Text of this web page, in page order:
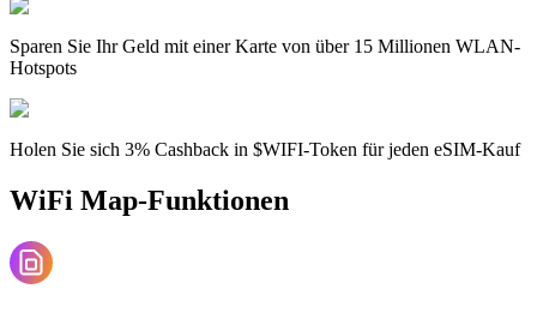
Sparen Sie Ihr Geld mit einer Karte von über 15 Millionen WLAN-
Hotspots
Holen Sie sich 3% Cashback in $WIFI-Token für jeden eSIM-Kauf
WiFi Map-Funktionen